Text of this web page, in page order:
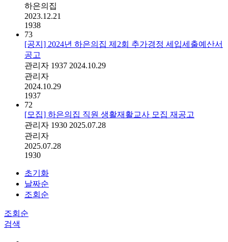
하은의집
2023.12.21
1938
73
[공지] 2024년 하은의집 제2회 추가경정 세입세출예산서
공고
관리자 1937 2024.10.29
관리자
2024.10.29
1937
72
[모집] 하은의집 직원 생활재활교사 모집 재공고
관리자 1930 2025.07.28
관리자
2025.07.28
1930
초기화
날짜순
조회순
조회순
검색